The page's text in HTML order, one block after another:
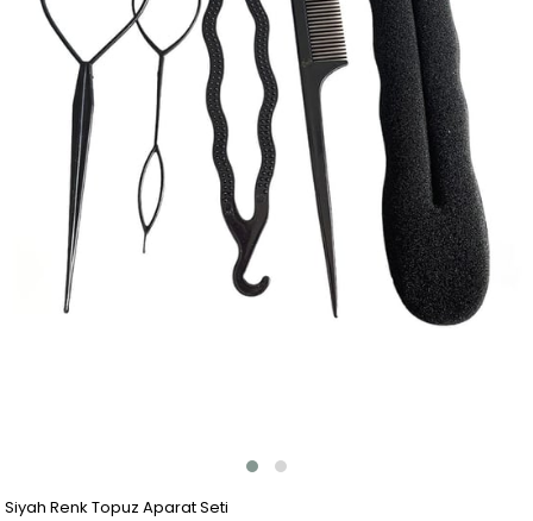
Siyah Renk Topuz Aparat Seti